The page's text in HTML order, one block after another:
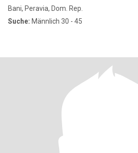
Bani, Peravia, Dom. Rep.
Suche: Männlich 30 - 45